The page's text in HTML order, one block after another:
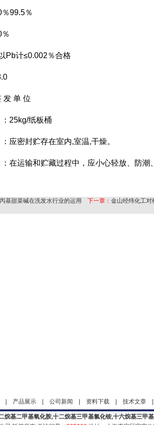
99.5％
计≤0.002％合格
单 位
25kg/纸板桶
密封贮存在室内,室温,干燥。
运输和贮藏过程中，应小心轻放、防潮
基甜菜碱在洗发水行业的运用 下一章： 金山经纬化工对
产品展示| 公司新闻 资料下载| 技术文章
烷基二甲基氧化胺,十二烷基三甲基氯化铵,十六烷基三甲